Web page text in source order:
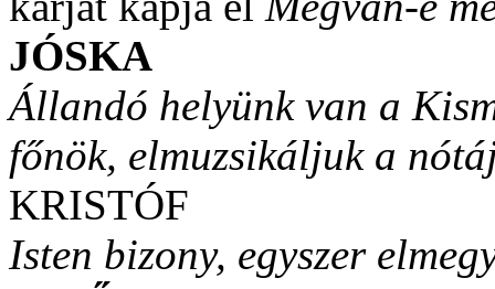
JÓSKA
Állandó helyünk van a
főnök, elmuzsikáljuk a
KRISTÓF
Isten bizony, egyszer